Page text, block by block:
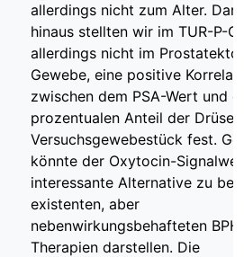
allerdings nicht zum Alter.
hinaus stellten wir im TUR-P-
allerdings nicht im
Gewebe, eine positive
zwischen dem PSA-Wert und
prozentualen Anteil der
Versuchsgewebestück fest.
könnte der Oxytocin-
interessante Alternative zu
existenten, aber
nebenwirkungsbehafteten
Therapien darstellen. Die